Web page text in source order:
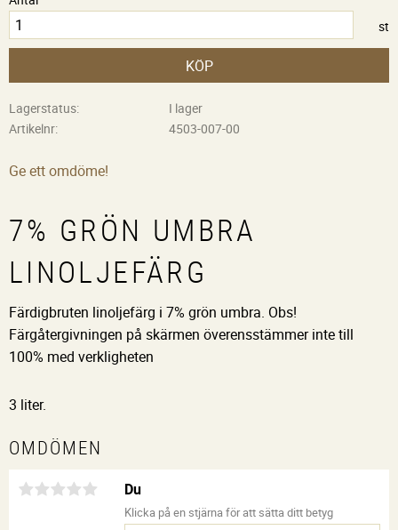
st
KÖP
Lagerstatus
I lager
Artikelnr
4503-007-00
Ge ett omdöme!
7% GRÖN UMBRA
LINOLJEFÄRG
Färdigbruten linoljefärg i 7% grön umbra. Obs!
Färgåtergivningen på skärmen överensstämmer inte till
100% med verkligheten
3 liter.
OMDÖMEN
Du
Klicka på en stjärna för att sätta ditt betyg